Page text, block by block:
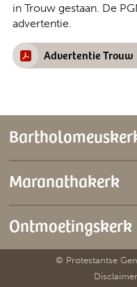
in Trouw gestaan. De
advertentie.
Advertentie Trouw
Nieuwe Holleweg 2
6573 DX Beek
Route
Over deze kerk
Maranathakerk
Steenbokstraat 86
6531 TH Nijmegen
024 - 355 45 20
Ontmoetingskerk
Meijhorst 7033
6537 EP Nijmegen
© Protestantse
Disclaimer